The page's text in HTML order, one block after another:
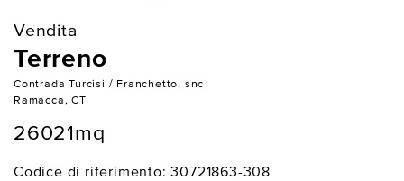
Vendita
Terreno
Contrada Turcisi / Franchetto, snc
Ramacca, CT
26021mq
Codice di riferimento: 30721863-308